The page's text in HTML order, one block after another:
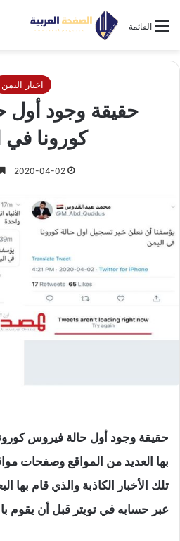
القائمة
اخبار اليمن
حقيقة وجود أول
كورونا في
2020-04-02
حقيقة وجود أول حالة فيروس
بها العديد من المواقع وصفحات
تلك الأخبار الكاذبة والذي قام بها
عبر حسابه في تويتر قبل أن يقوم